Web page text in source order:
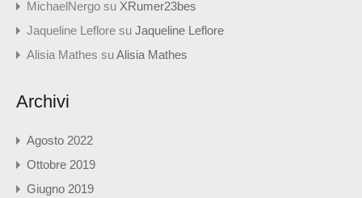
MichaelNergo su XRumer23bes
Jaqueline Leflore su Jaqueline Leflore
Alisia Mathes suAlisia Mathes
Archivi
Agosto 2022
Ottobre 2019
Giugno 2019